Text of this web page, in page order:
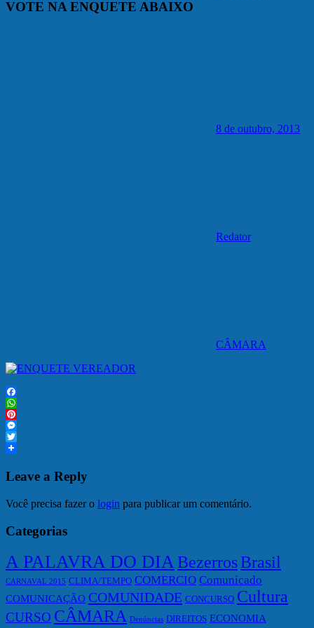
VOTE NA ENQUETE ABAIXO
8 de outubro, 2013
Redator
CÂMARA
Facebook
WhatsApp
Pinterest
Messenger
Twitter
Leave a Reply
Você precisa fazer o login para publicar um comentário.
Categorias
A PALAVRA DO DIABezerrosBrasil
CARNAVAL 2015 CLIMA/TEMPO COMERCIO Comunicado
COMUNICAÇÃO COMUNIDADE CONCURSO Cultura
CURSO CÂMARA Denúncias DIREITOS ECONOMIA